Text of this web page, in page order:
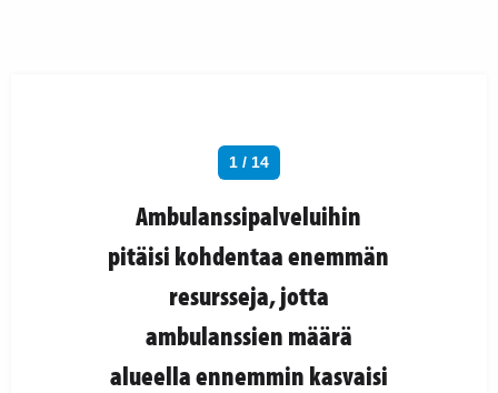
1 / 14
Ambulanssipalveluihin
pitäisi kohdentaa enemmän
resursseja, jotta
ambulanssien määrä
alueella ennemmin kasvaisi